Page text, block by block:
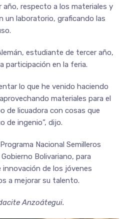
respecto a los materiales y
un laboratorio, graficando las
estudiante de tercer año,
participación en la feria.
lo que he venido haciendo
materiales para el
de licuadora con cosas que
de ingenio”, dijo.
Nacional Semilleros
Bolivariano, para
de los jóvenes
a mejorar su talento.
Anzoátegui.